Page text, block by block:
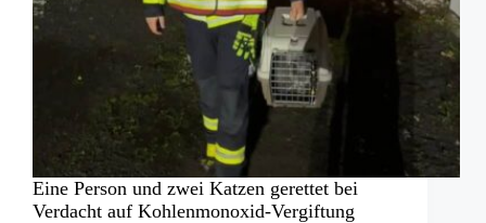
Eine Person und zwei Katzen gerettet bei
Verdacht auf Kohlenmonoxid-Vergiftung